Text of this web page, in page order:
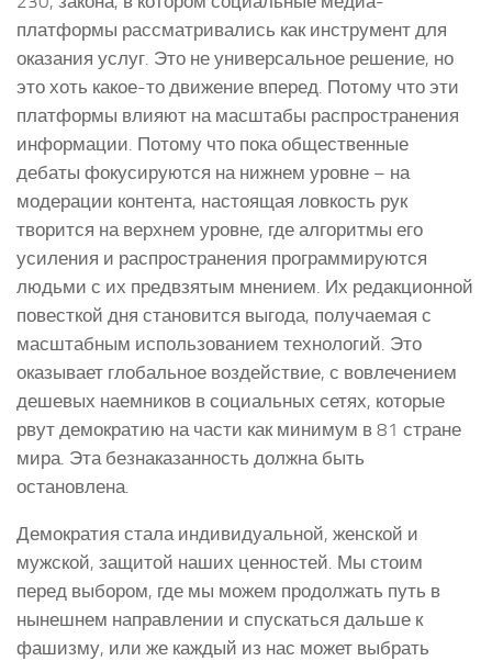
платформы рассматривались как инструмент для
оказания услуг. Это не универсальное решение, но
это хоть какое-то движение вперед. Потому что эти
платформы влияют на масштабы распространения
информации. Потому что пока общественные
дебаты фокусируются на нижнем уровне – на
модерации контента, настоящая ловкость рук
творится на верхнем уровне, где алгоритмы его
усиления и распространения программируются
людьми с их предвзятым мнением. Их редакционной
повесткой дня становится выгода, получаемая с
масштабным использованием технологий. Это
оказывает глобальное воздействие, с вовлечением
дешевых наемников в социальных сетях, которые
рвут демократию на части как минимум в 81 стране
мира. Эта безнаказанность должна быть
остановлена.
Демократия стала индивидуальной, женской и
мужской, защитой наших ценностей. Мы стоим
перед выбором, где мы можем продолжать путь в
нынешнем направлении и спускаться дальше к
фашизму, или же каждый из нас может выбрать